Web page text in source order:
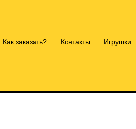
Как заказать? Контакты Игрушки